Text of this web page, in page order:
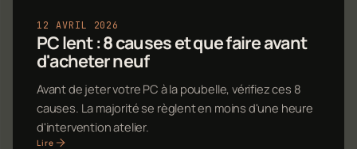
12 AVRIL 2026
PC lent : 8 causes et que faire avant
d'acheter neuf
Avant de jeter votre PC à la poubelle, vérifiez ces 8
causes. La majorité se règlent en moins d'une heure
d'intervention atelier.
Lire